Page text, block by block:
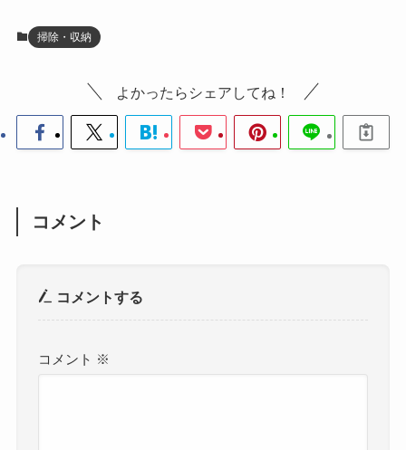
掃除・収納
よかったらシェアしてね！
コメント
コメントする
コメント ※